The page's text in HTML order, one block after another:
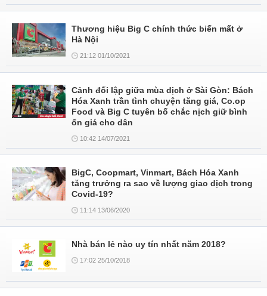
Thương hiệu Big C chính thức biến mất ở
Hà Nội
21:12 01/10/2021
Cảnh đối lập giữa mùa dịch ở Sài Gòn: Bách
Hóa Xanh trần tình chuyện tăng giá, Co.op
Food và Big C tuyên bố chắc nịch giữ bình
ổn giá cho dân
10:42 14/07/2021
BigC, Coopmart, Vinmart, Bách Hóa Xanh
tăng trưởng ra sao về lượng giao dịch trong
Covid-19?
11:14 13/06/2020
Nhà bán lẻ nào uy tín nhất năm 2018?
17:02 25/10/2018